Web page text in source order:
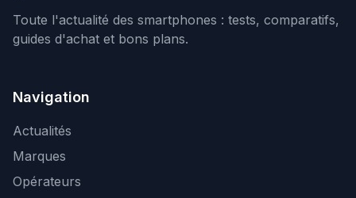
Toute l'actualité des smartphones : tests, comparatifs,
guides d'achat et bons plans.
Navigation
Actualités
Marques
Opérateurs